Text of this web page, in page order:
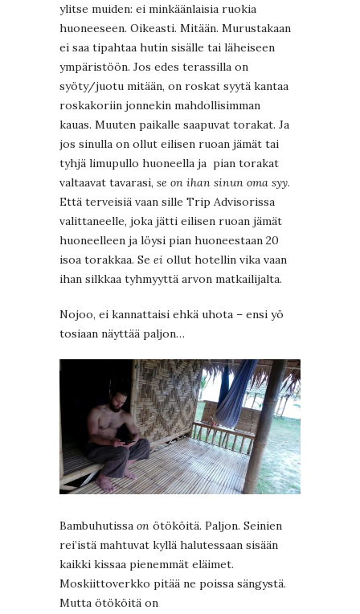
ylitse muiden: ei minkäänlaisia ruokia
huoneeseen. Oikeasti. Mitään. Murustakaan
ei saa tipahtaa hutin sisälle tai läheiseen
ympäristöön. Jos edes terassilla on
syöty/juotu mitään, on roskat syytä kantaa
roskakoriin jonnekin mahdollisimman
kauas. Muuten paikalle saapuvat torakat. Ja
jos sinulla on ollut eilisen ruoan jämät tai
tyhjä limupullo huoneella ja pian torakat
valtaavat tavarasi, se on ihan sinun oma syy.
Että terveisiä vaan sille Trip Advisorissa
valittaneelle, joka jätti eilisen ruoan jämät
huoneelleen ja löysi pian huoneestaan 20
isoa torakkaa. Se ei ollut hotellin vika vaan
ihan silkkaa tyhmyyttä arvon matkailijalta.
Nojoo, ei kannattaisi ehkä uhota – ensi yö
tosiaan näyttää paljon…
Bambuhutissa on ötököitä. Paljon. Seinien
rei’istä mahtuvat kyllä halutessaan sisään
kaikki kissaa pienemmät eläimet.
Moskiittoverkko pitää ne poissa sängystä.
Mutta ötököitä on